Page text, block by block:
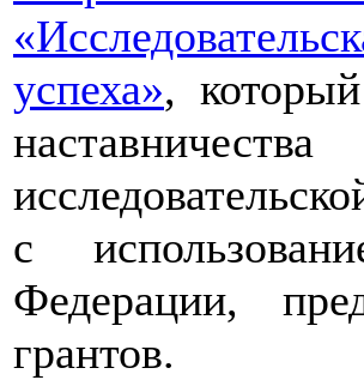
успеха»,
с
Федерации,
грантов.